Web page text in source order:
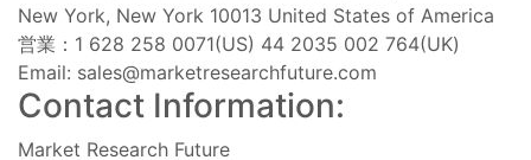
New York, New York 10013 United States of America
営業：1 628 258 0071(US) 44 2035 002 764(UK)
Email: sales@marketresearchfuture.com
Contact Information:
Market Research Future